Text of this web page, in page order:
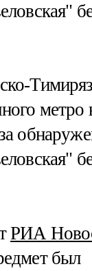
метро
РИА
был